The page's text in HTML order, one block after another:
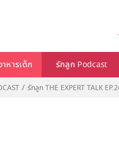
าหารเด็ก รักลูก Podcast
รักลูก THE EXPERT TALK